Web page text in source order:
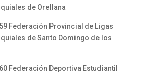
de Orellana
Federación Provincial de Ligas
de Santo Domingo de los
Federación Deportiva Estudiantil